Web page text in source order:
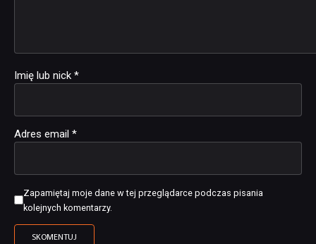
Imię lub nick *
Adres email *
Zapamiętaj moje dane w tej przeglądarce podczas pisania
kolejnych komentarzy.